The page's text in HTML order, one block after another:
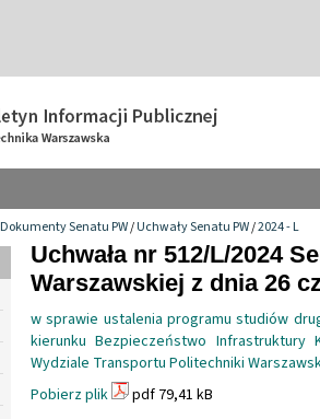
Dokumenty Senatu PW/Uchwały Senatu PW/2024 - L
Uchwała nr 512/L/2024
Warszawskiej z dnia 26
w sprawie ustalenia programu studiów
kierunku Bezpieczeństwo Infrastruktury
Wydziale Transportu Politechniki
Pobierz plik
pdf 79,41 kB